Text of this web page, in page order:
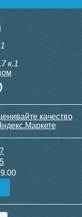
комплекта
Style Line
70 Люкс Plus,
дерево
Подробнее
к.1